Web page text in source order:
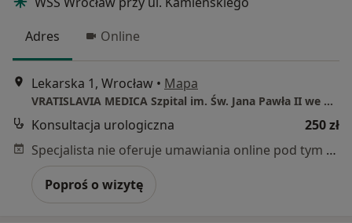
Adres
Online
Lekarska 1, Wrocław • Mapa
VRATISLAVIA MEDICA Szpital im. Św. Jana Pawła II we Wrocławiu
Konsultacja urologiczna
250 zł
Specjalista nie oferuje umawiania online pod tym adresem.
Poproś o wizytę